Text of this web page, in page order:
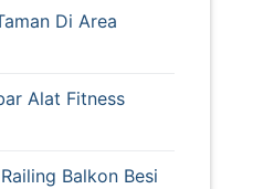
Di Area
Alat Fitness
Balkon Besi